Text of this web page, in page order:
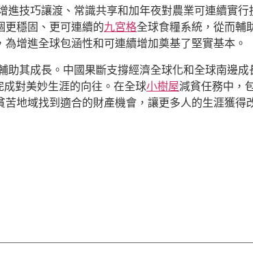
技巧讓渡、常識共享和加年夜對農業可連續實行
更穩固、更可連續的九宮格全球食糧系統，從而輔
增進全球包涵性和可連續增加奠基了堅實基本。
助其成長。中國果斷支撐經濟全球化和全球南邊成
成對美妙生涯的向往。在全球小樹屋減貧任務中，
地域找到適合的財產機會，讓更多人的生涯獲得